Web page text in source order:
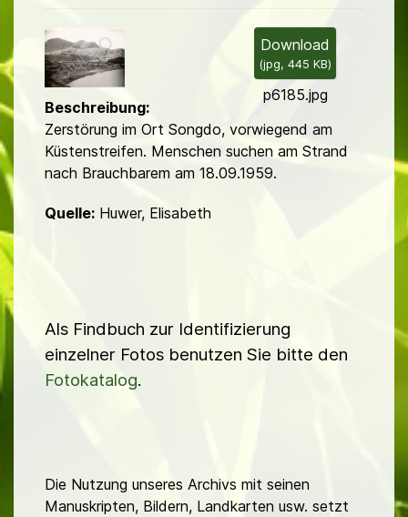
l
d
Download
(jpg, 445 KB)
p6185.jpg
Beschreibung:
Zerstörung im Ort Songdo, vorwiegend am
Küstenstreifen. Menschen suchen am Strand
nach Brauchbarem am 18.09.1959.
Quelle: Huwer, Elisabeth
Als Findbuch zur Identifizierung
einzelner Fotos benutzen Sie bitte den
Fotokatalog.
Die Nutzung unseres Archivs mit seinen
Manuskripten, Bildern, Landkarten usw. setzt